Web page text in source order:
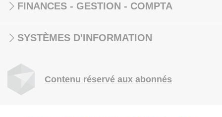
FINANCES - GESTION - COMPTA
SYSTÈMES D'INFORMATION
Contenu réservé aux abonnés